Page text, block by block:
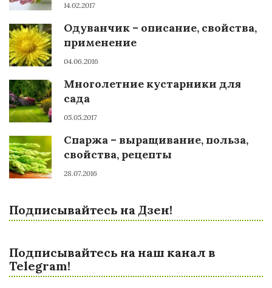
14.02.2017
Одуванчик – описание, свойства,
применение
04.06.2016
Многолетние кустарники для
сада
05.05.2017
Спаржа – выращивание, польза,
свойства, рецепты
28.07.2016
Подписывайтесь на Дзен!
Подписывайтесь на наш канал в
Telegram!